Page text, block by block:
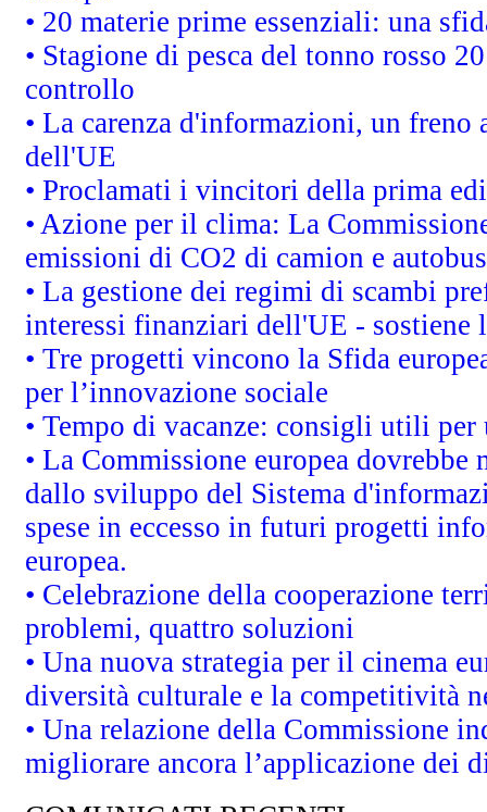
• 20 materie prime essenziali: una
• Stagione di pesca del tonno rosso
controllo
• La carenza d'informazioni, un
dell'UE
• Proclamati i vincitori della prima
• Azione per il clima: La
emissioni di CO2 di camion e autobus
• La gestione dei regimi di scambi
interessi finanziari dell'UE - sostiene
• Tre progetti vincono la Sfida
per l’innovazione sociale
• Tempo di vacanze: consigli utili per
• La Commissione europea
dallo sviluppo del Sistema
spese in eccesso in futuri progetti
europea.
• Celebrazione della cooperazione
problemi, quattro soluzioni
• Una nuova strategia per il cinema
diversità culturale e la competitività
• Una relazione della Commissione
migliorare ancora l’applicazione dei